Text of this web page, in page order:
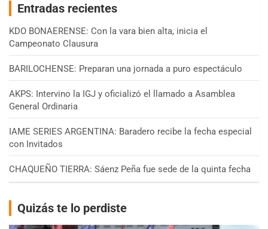
Entradas recientes
KDO BONAERENSE: Con la vara bien alta, inicia el
Campeonato Clausura
BARILOCHENSE: Preparan una jornada a puro espectáculo
AKPS: Intervino la IGJ y oficializó el llamado a Asamblea
General Ordinaria
IAME SERIES ARGENTINA: Baradero recibe la fecha especial
con Invitados
CHAQUEÑO TIERRA: Sáenz Peña fue sede de la quinta fecha
Quizás te lo perdiste